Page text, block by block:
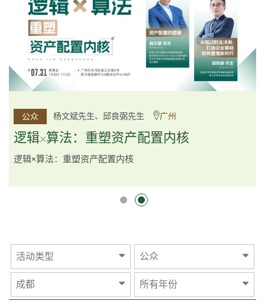
公众
李邱敬贤女士 Ms Rosemarie Yau、潘天佑博士 Dr Tim
Pan、李国平先生 Mr Guoping Li
深圳
公众 杨文斌先生、邱良弼先生 广州
逻辑×算法：重塑资产配置内核
逻辑×算法：重塑资产配置内核
活动类型 公众
成都 所有年份